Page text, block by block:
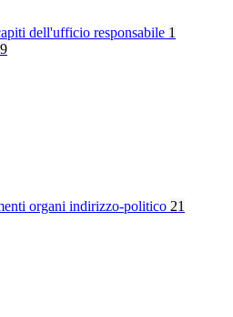
dell'ufficio responsabile 1
organi indirizzo-politico 21